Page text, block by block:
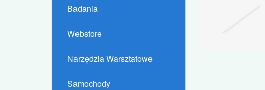
Badania
Webstore
Narzędzia Warsztatowe
Samochody